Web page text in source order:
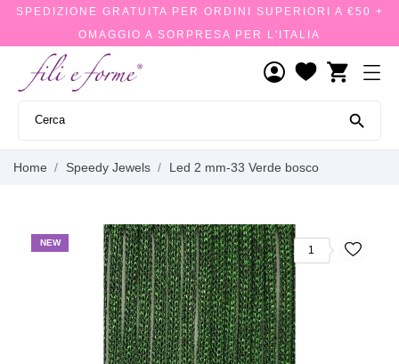
SPEDIZIONE GRATUITA PER ORDINI SUPERIORI A €50 +
OMAGGIO A SORPRESA PER L'ITALIA
shopping_cart

Home Speedy Jewels Led 2 mm-33 Verde bosco
NEW
1